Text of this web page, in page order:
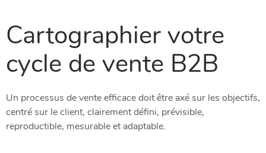
Cartographier votre
cycle de vente B2B
Un processus de vente efficace doit être axé sur les objectifs,
centré sur le client, clairement défini, prévisible,
reproductible, mesurable et adaptable.